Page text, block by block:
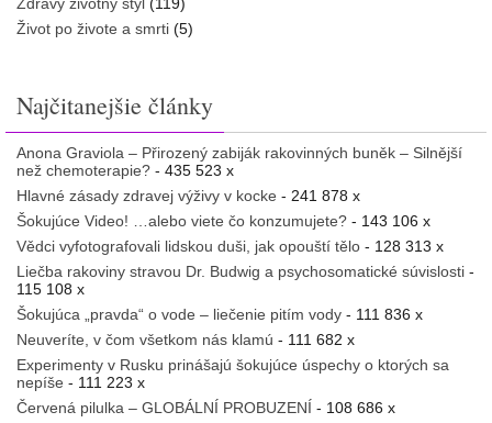
Život po živote a smrti (5)
Najčitanejšie články
Anona Graviola – Přirozený zabiják rakovinných buněk – Silnější
než chemoterapie? - 435 523 x
Hlavné zásady zdravej výživy v kocke - 241 878 x
Šokujúce Video! …alebo viete čo konzumujete? - 143 106 x
Vědci vyfotografovali lidskou duši, jak opouští tělo - 128 313 x
Liečba rakoviny stravou Dr. Budwig a psychosomatické súvislosti -
115 108 x
Šokujúca „pravda“ o vode – liečenie pitím vody - 111 836 x
Neuveríte, v čom všetkom nás klamú - 111 682 x
Experimenty v Rusku prinášajú šokujúce úspechy o ktorých sa
nepíše - 111 223 x
Červená pilulka – GLOBÁLNÍ PROBUZENÍ - 108 686 x